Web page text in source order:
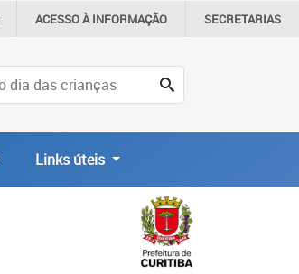
ACESSO ÀINFORMAÇÃO SECRETARIAS
Links úteis